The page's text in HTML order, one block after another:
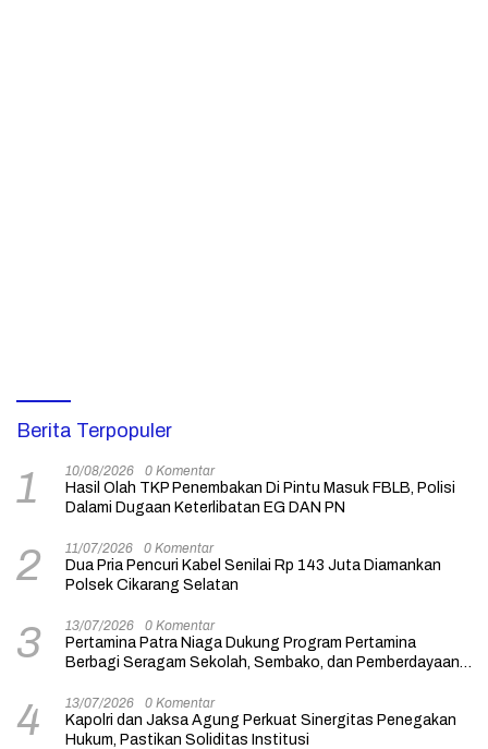
Berita Terpopuler
1 10/08/2026 0 Komentar
Hasil Olah TKP Penembakan Di Pintu Masuk FBLB, Polisi
Dalami Dugaan Keterlibatan EG DAN PN
2 11/07/2026 0 Komentar
Dua Pria Pencuri Kabel Senilai Rp 143 Juta Diamankan
Polsek Cikarang Selatan
3 13/07/2026 0 Komentar
Pertamina Patra Niaga Dukung Program Pertamina
Berbagi Seragam Sekolah, Sembako, dan Pemberdayaan
4 13/07/2026 0 Komentar
Kapolri dan Jaksa Agung Perkuat Sinergitas Penegakan
Hukum, Pastikan Soliditas Institusi